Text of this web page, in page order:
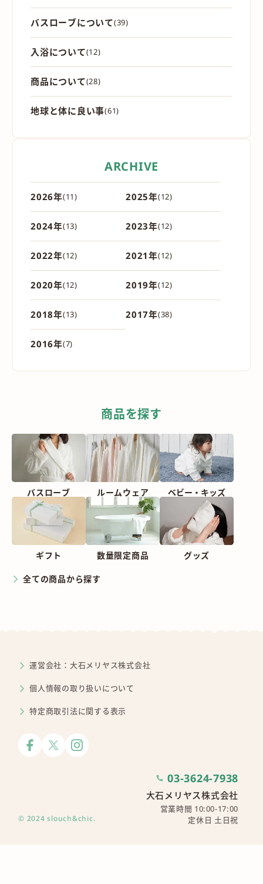
バスローブについて(39)
入浴について(12)
商品について(28)
地球と体に良い事(61)
ARCHIVE
2026年(11) 2025年(12)
2024年(13) 2023年(12)
2022年(12) 2021年(12)
2020年(12) 2019年(12)
2018年(13) 2017年(38)
2016年(7)
商品を探す
バスローブ ルームウェア ベビー・ キッズ
ギフト 数量限定商品 グッズ
全ての商品から探す
運営会社：大石メリヤス株式会社
個人情報の取り扱いについて
特定商取引法に関する表示
© 2024 slouch&chic.
03-3624-7938
大石メリヤス株式会社
営業時間 10:00-17:00
定休日 土日祝